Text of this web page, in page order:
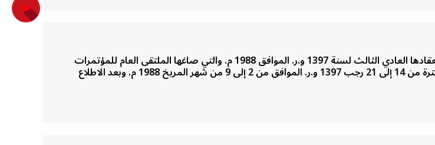
مؤتمر الشعب العام ،، تنفيذا لقرارات المؤتمرات الشعبية الأساسية في دور انعقادها العادي الثالث لسنة 1397 و.ر. الموافق 1988 م. والتي صاغها الملتقى العام للمؤتمرات
الشعبية واللجان الشعبية (مؤتمر الشعب العام) في دور انعقاده العادي في الفترة من 14 إلى 21 رجب 1397 و.ر. الموافق من 2 إلى 9 من شهر المريخ 1988 م. وبعد الاطلاع